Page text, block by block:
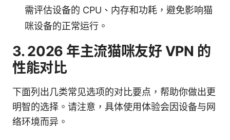
需评估设备的 CPU、内存和功耗，避免影响猫
咪设备的正常运行。
3. 2026 年主流猫咪友好 VPN 的
性能对比
下面列出几类常见选项的对比要点，帮助你做出更
明智的选择。请注意，具体使用体验会因设备与网
络环境而异。